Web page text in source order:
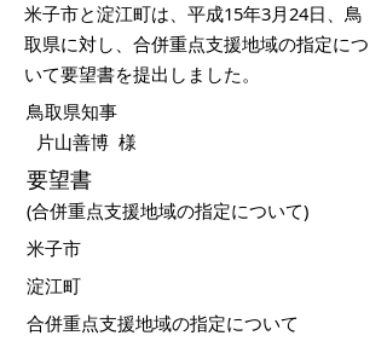
米子市と淀江町は、平成15年3月24日、鳥
取県に対し、合併重点支援地域の指定につ
いて要望書を提出しました。
鳥取県知事
片山善博 様
要望書
(合併重点支援地域の指定について)
米子市
淀江町
合併重点支援地域の指定について